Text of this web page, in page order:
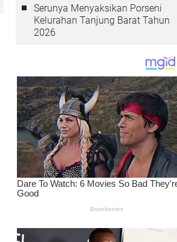
Serunya Menyaksikan Porseni
Kelurahan Tanjung Barat Tahun
2026